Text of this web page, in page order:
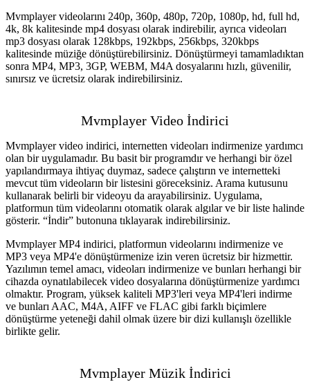
Mvmplayer videolarını 240p, 360p, 480p, 720p, 1080p, hd, full hd,
4k, 8k kalitesinde mp4 dosyası olarak indirebilir, ayrıca videoları
mp3 dosyası olarak 128kbps, 192kbps, 256kbps, 320kbps
kalitesinde müziğe dönüştürebilirsiniz. Dönüştürmeyi tamamladıktan
sonra MP4, MP3, 3GP, WEBM, M4A dosyalarını hızlı, güvenilir,
sınırsız ve ücretsiz olarak indirebilirsiniz.
Mvmplayer Video İndirici
Mvmplayer video indirici, internetten videoları indirmenize yardımcı
olan bir uygulamadır. Bu basit bir programdır ve herhangi bir özel
yapılandırmaya ihtiyaç duymaz, sadece çalıştırın ve internetteki
mevcut tüm videoların bir listesini göreceksiniz. Arama kutusunu
kullanarak belirli bir videoyu da arayabilirsiniz. Uygulama,
platformun tüm videolarını otomatik olarak algılar ve bir liste halinde
gösterir. “İndir” butonuna tıklayarak indirebilirsiniz.
Mvmplayer MP4 indirici, platformun videolarını indirmenize ve
MP3 veya MP4'e dönüştürmenize izin veren ücretsiz bir hizmettir.
Yazılımın temel amacı, videoları indirmenize ve bunları herhangi bir
cihazda oynatılabilecek video dosyalarına dönüştürmenize yardımcı
olmaktır. Program, yüksek kaliteli MP3'leri veya MP4'leri indirme
ve bunları AAC, M4A, AIFF ve FLAC gibi farklı biçimlere
dönüştürme yeteneği dahil olmak üzere bir dizi kullanışlı özellikle
birlikte gelir.
Mvmplayer Müzik İndirici